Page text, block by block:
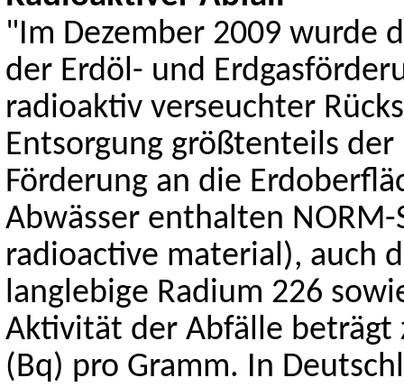
"Im Dezember 2009 wurde
der Erdöl- und
radioaktiv verseuchter
Entsorgung größtenteils
Förderung an die
Abwässer enthalten
radioactive material), auch
langlebige Radium 226
Aktivität der Abfälle beträgt
(Bq) pro Gramm. In